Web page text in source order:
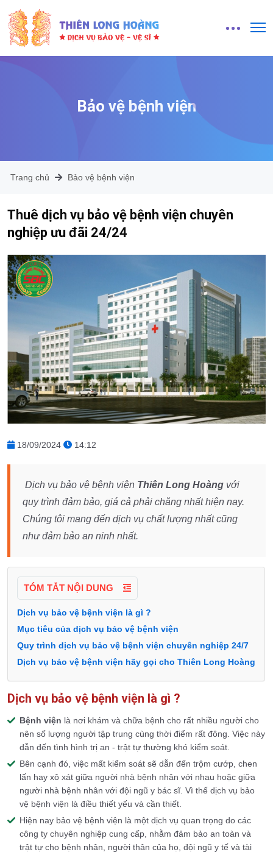
Bảo vệ bệnh viện
Trang chủ Bảo vệ bệnh viện
Thuê dịch vụ bảo vệ bệnh viện chuyên
nghiệp ưu đãi 24/24
18/09/2024 14:12
Dịch vụ bảo vệ bệnh viện Thiên Long Hoàng với
quy trình đảm bảo, giá cả phải chăng nhất hiện nay.
Chúng tôi mang đến dịch vụ chất lượng nhất cũng
như đảm bảo an ninh nhất.
TÓM TẮT NỘI DUNG
Dịch vụ bảo vệ bệnh viện là gì ?
Mục tiêu của dịch vụ bảo vệ bệnh viện
Quy trình dịch vụ bảo vệ bệnh viện chuyên nghiệp 24/7
Dịch vụ bảo vệ bệnh viện hãy gọi cho Thiên Long Hoàng
Dịch vụ bảo vệ bệnh viện là gì ?
Bệnh viện là nơi khám và chữa bệnh cho rất nhiều người cho
nên số lượng người tập trung cùng thời điểm rất đông. Việc này
dẫn đến tình hình trị an - trật tự thường khó kiểm soát.
Bên cạnh đó, việc mất kiểm soát sẽ dẫn đến trộm cướp, chen
lấn hay xô xát giữa người nhà bệnh nhân với nhau hoặc giữa
người nhà bệnh nhân với đội ngũ y bác sĩ. Vì thế dịch vụ bảo
vệ bệnh viện là điều thiết yếu và cần thiết.
Hiện nay bảo vệ bệnh viện là một dịch vụ quan trọng do các
công ty chuyên nghiệp cung cấp, nhằm đảm bảo an toàn và
trật tự cho bệnh nhân, người thân của họ, đội ngũ y tế và tài